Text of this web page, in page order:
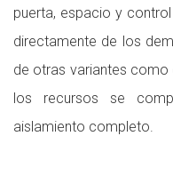
puerta, espacio y
directamente de los
de otras variantes
los recursos se
aislamiento completo.